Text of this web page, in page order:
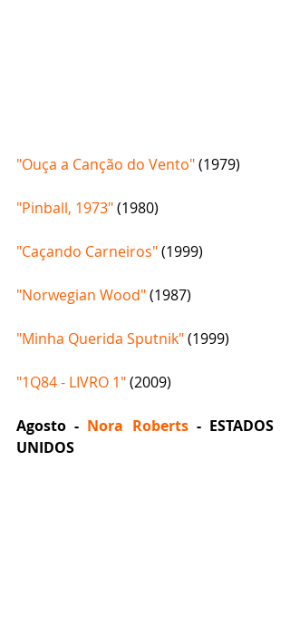
"Ouça a Canção do Vento" (1979)
"Pinball, 1973" (1980)
"Caçando Carneiros" (1999)
"Norwegian Wood" (1987)
"Minha Querida Sputnik" (1999)
"1Q84 - LIVRO 1" (2009)
Agosto - Nora Roberts - ESTADOS
UNIDOS